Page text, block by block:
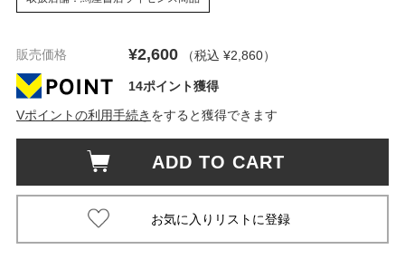
販売価格 ¥2,600 （税込 ¥2,860）
14ポイント獲得
Vポイントの利用手続き をすると獲得できます
ADD TO CART